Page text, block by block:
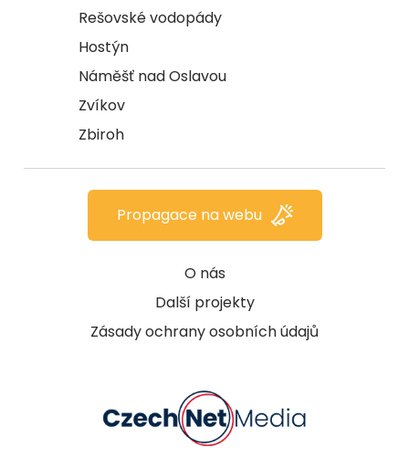
Rešovské vodopády
Hostýn
Náměšť nad Oslavou
Zvíkov
Zbiroh
O nás
Další projekty
Zásady ochrany osobních údajů
Propagace na webu